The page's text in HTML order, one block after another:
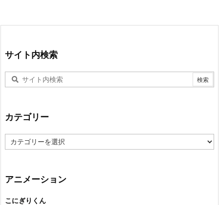
サイト内検索
カテゴリー
テ
ー
アニメーション
こにぎりくん